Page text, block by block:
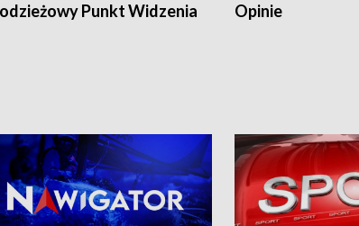
Punkt Widzenia Opinie